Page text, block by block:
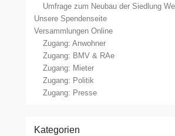
Umfrage zum Neubau der Siedlung
Unsere Spendenseite
Versammlungen Online
Zugang: Anwohner
Zugang: BMV & RAe
Zugang: Mieter
Zugang: Politik
Zugang: Presse
Kategorien